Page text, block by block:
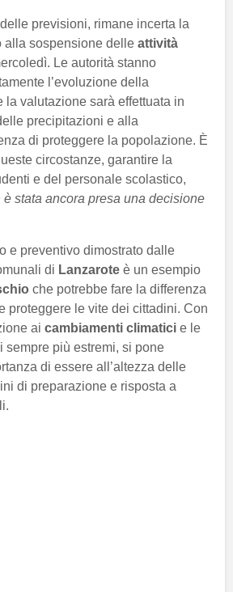
previsioni, rimane incerta la
alla sospensione delle attività
Le autorità stanno
l’evoluzione della
la valutazione sarà effettuata in
precipitazioni e alla
di proteggere la popolazione. È
circostanze, garantire la
e del personale scolastico,
stata ancora presa una decisione
e preventivo dimostrato dalle
di Lanzarote è un esempio
che potrebbe fare la differenza
proteggere le vite dei cittadini. Con
ai cambiamenti climatici e le
sempre più estremi, si pone
di essere all’altezza delle
di preparazione e risposta a